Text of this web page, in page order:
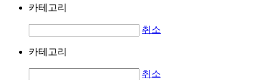
카테고리
취소
카테고리
취소